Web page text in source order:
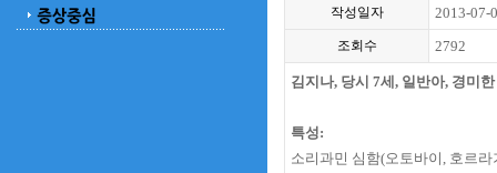
작성일자 2013-07-
조회수 2792
김지나, 당시 7세, 일반아, 경미
특성:
소리과민 심함(오토바이, 호르